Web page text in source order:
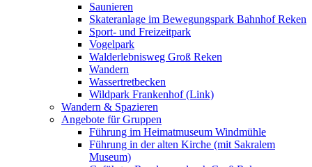
Saunieren
Skateranlage im Bewegungspark Bahnhof Reken
Sport- und Freizeitpark
Vogelpark
Walderlebnisweg Groß Reken
Wandern
Wassertretbecken
Wildpark Frankenhof (Link)
Wandern & Spazieren
Angebote für Gruppen
Führung im Heimatmuseum Windmühle
Führung in der alten Kirche (mit Sakralem
Museum)